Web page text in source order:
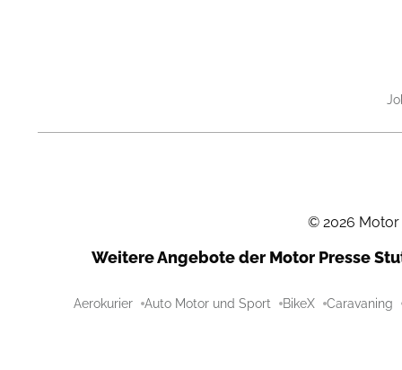
© 2026 Motor
Weitere Angebote der Motor Presse
Aerokurier Auto Motor und Sport BikeX Caravaning